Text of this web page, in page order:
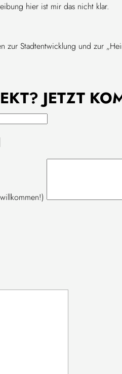
hier ist mir das nicht klar.
Stadtentwicklung und zur
JETZT